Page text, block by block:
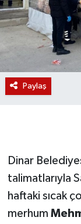
Paylaş
Dinar
talimatlarıyla
haftaki sıcak
merhum